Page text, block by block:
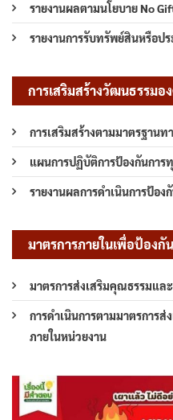
รายงานผลตามนโยบาย No
รายงานการรับทรัพย์สินหรือป
การเสริมสร้างวัฒนธรรมอ
การเสริมสร้างตามมาตรฐานท
แผนการปฏิบัติการป้องกันการ
รายงานผลการดำเนินการป้อง
มาตรการภายในเพื่อป้องกั
มาตรการส่งเสริมคุณธรรมแล
การดำเนินการตามมาตรการ
ภายในหน่วยงาน